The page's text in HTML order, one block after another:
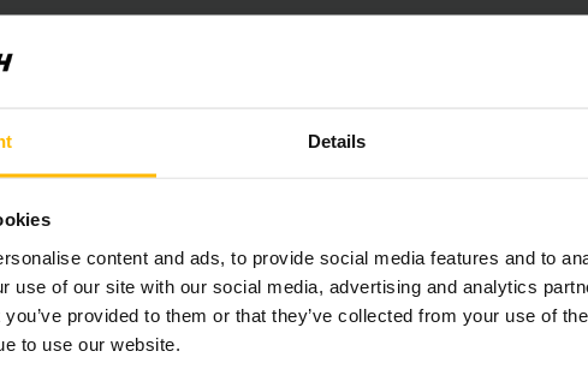
Details
content and ads, to provide social media features and to
use of our site with our social media, advertising and analytics
provided to them or that they’ve collected from your use of
to use our website.